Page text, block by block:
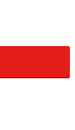
運用していると